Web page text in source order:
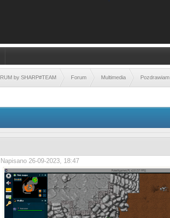
by SHARP#TEAM Forum Multimedia Pozdrawiam
Napisano 26-09-2023, 18:47